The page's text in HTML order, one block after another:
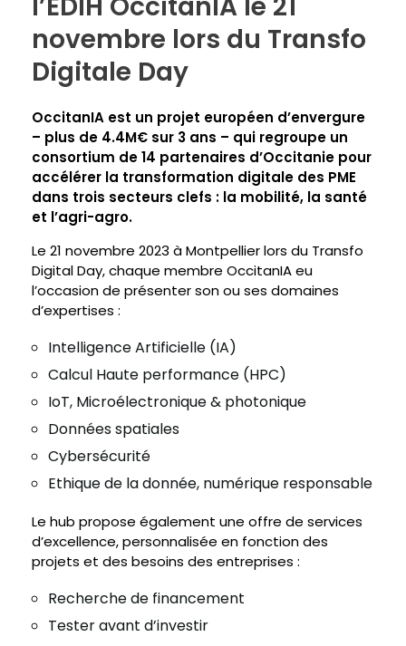
novembre lors du Transfo
Digitale Day
OccitanIA est un projet européen d’envergure
– plus de 4.4M€ sur 3 ans – qui regroupe un
consortium de 14 partenaires d’Occitanie pour
accélérer la transformation digitale des PME
dans trois secteurs clefs : la mobilité, la santé
et l’agri-agro.
Le 21 novembre 2023 à Montpellier lors du Transfo
Digital Day, chaque membre OccitanIA eu
l’occasion de présenter son ou ses domaines
d’expertises :
Intelligence Artificielle (IA)
Calcul Haute performance (HPC)
IoT, Microélectronique & photonique
Données spatiales
Cybersécurité
Ethique de la donnée, numérique responsable
Le hub propose également une offre de services
d’excellence, personnalisée en fonction des
projets et des besoins des entreprises :
Recherche de financement
Tester avant d’investir